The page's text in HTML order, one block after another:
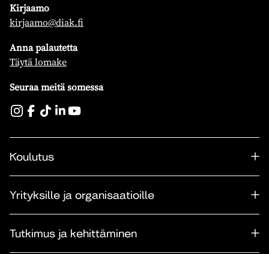
Kirjaamo
kirjaamo@diak.fi
Anna palautetta
Täytä lomake
Seuraa meitä somessa
Koulutus
Yrityksille ja organisaatioille
Tutkimus ja kehittäminen